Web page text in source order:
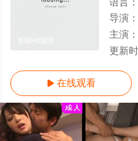
导演：
主演：
更新时
 在线观看